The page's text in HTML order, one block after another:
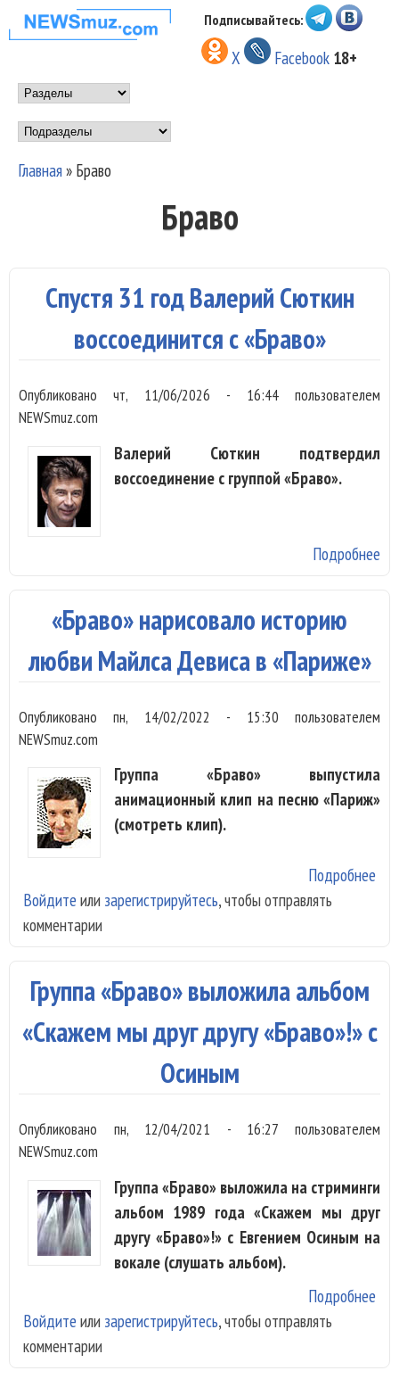
Перейти к основному
содержанию
НОВОСТИ
МУЗЫКИ И
ШОУ БИЗНЕСА
NEWSMUZ.COM
Подписывайтесь:
X Facebook 18+
Main menu
Подразделы
Вы здесь
Главная» Браво
Браво
Спустя 31 год Валерий Сюткин
воссоединится с «Браво»
Опубликованочт, 11/06/2026 - 16:44пользователем
NEWSmuz.com
Валерий Сюткин подтвердил
воссоединение с группой «Браво».
Подробнее
«Браво» нарисовало историю
любви Майлса Девиса в «Париже»
Опубликованопн, 14/02/2022 - 15:30 пользователем
NEWSmuz.com
Группа «Браво» выпустила
анимационный клип на песню «Париж»
(смотреть клип).
Подробнее
Войдите или зарегистрируйтесь, чтобы отправлять
комментарии
Группа «Браво» выложила альбом
«Скажем мы друг другу «Браво»!» с
Осиным
Опубликовано пн, 12/04/2021 - 16:27 пользователем
NEWSmuz.com
Группа «Браво» выложила на стриминги
альбом 1989 года «Скажем мы друг
другу «Браво»!» с Евгением Осиным на
вокале (слушать альбом).
Подробнее
Войдите или зарегистрируйтесь, чтобы отправлять
комментарии